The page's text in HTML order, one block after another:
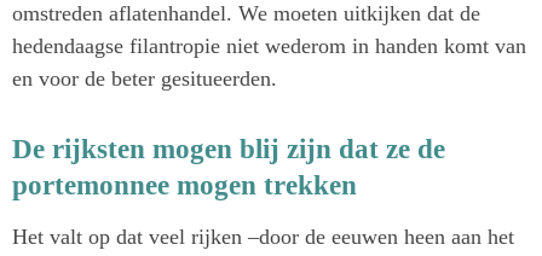
omstreden aflatenhandel. We moeten uitkijken dat de
hedendaagse filantropie niet wederom in handen komt van
en voor de beter gesitueerden.
De rijksten mogen blij zijn dat ze de
portemonnee mogen trekken
Het valt op dat veel rijken –door de eeuwen heen aan het